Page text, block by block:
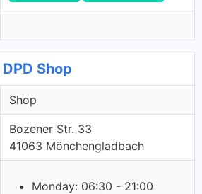
Shop
Shop
Bozener Str. 33
41063 Mönchengladbach
Monday: 06:30 - 21:00